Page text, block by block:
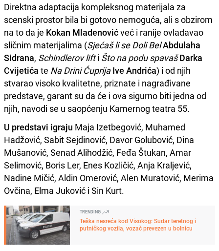
Direktna adaptacija kompleksnog materijala za
scenski prostor bila bi gotovo nemoguća, ali s obzirom
na to da je Kokan Mladenovićveć i ranije ovladavao
sličnim materijalima (Sjećaš li se Doli BelAbdulaha
Sidrana, Schindlerov lifti Što na podu spavašDarka
Cvijetića te Na Drini ĆuprijaIve Andrića) i od njih
stvarao visoko kvalitetne, priznate i nagrađivane
predstave, garant su da će i ova sigurno biti jedna od
njih, navodi se u saopćenju Kamernog teatra 55.
U predstavi igraju Maja Izetbegović, Muhamed
Hadžović, Sabit Sejdinović, Davor Golubović, Dina
Mušanović, Senad Alihodžić, Feđa Štukan, Amar
Selimović, Boris Ler, Enes Kozličić, Anja Kraljević,
Nadine Mičić, Aldin Omerović, Alen Muratović, Merima
Ovčina, Elma Juković i Sin Kurt.
TRENDING
Teška nesreća kod Visokog: Sudar teretnog i
putničkog vozila, vozač prevezen u bolnicu